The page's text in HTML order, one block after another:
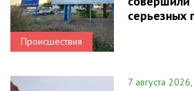
Происшествия
серьезных
7 августа